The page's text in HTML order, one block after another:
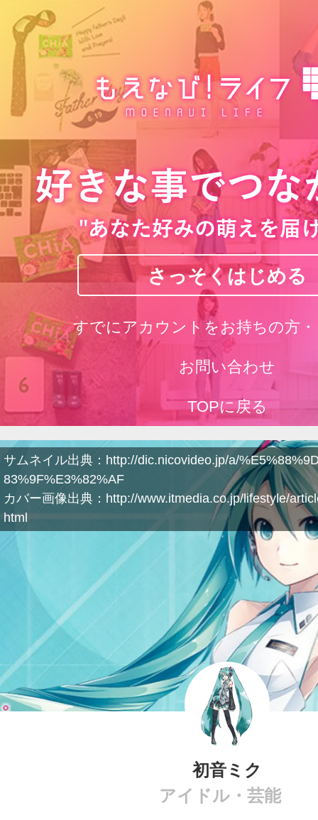
さっそくはじめる
すでにアカウントをお持ちの方
お問い合わせ
TOPに戻る
初音ミク
アイドル・芸能
サムネイル出典：http://dic.nicovideo.jp/a/
83%9F%E3%82%AF
カバー画像出典：http://www.itmedia.co.jp/lifestyle/
html